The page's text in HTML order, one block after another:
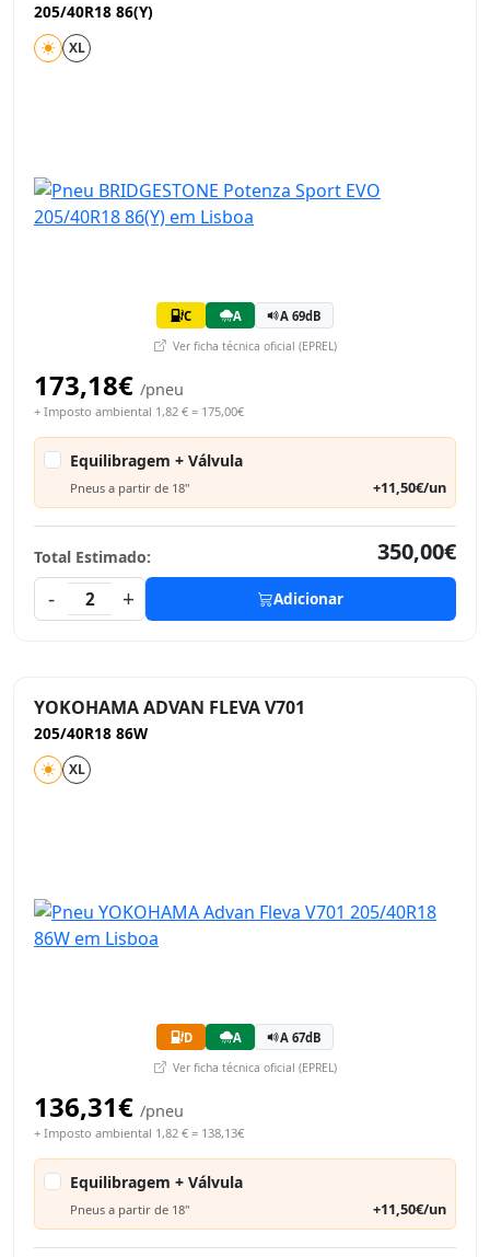
205/40R18 86(Y)
XL
C A A 69dB
Ver ficha técnica oficial (EPREL)
173,18€ /pneu
+ Imposto ambiental 1,82 € = 175,00€
Equilibragem + Válvula
Pneus a partir de 18" +11,50€/un
Total Estimado:
350,00€
-
2 + Adicionar
YOKOHAMA ADVAN FLEVA V701
205/40R18 86W
XL
D A A 67dB
Ver ficha técnica oficial (EPREL)
136,31€ /pneu
+ Imposto ambiental 1,82 € = 138,13€
Equilibragem + Válvula
Pneus a partir de 18" +11,50€/un